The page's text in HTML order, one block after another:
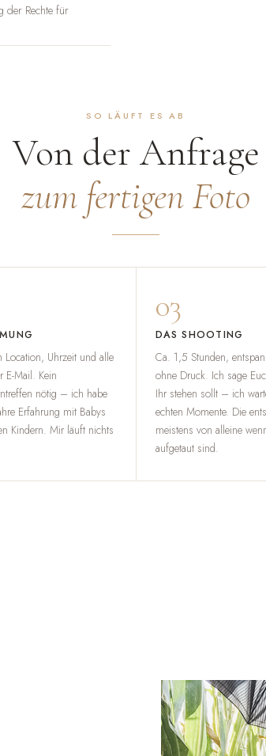
der Rechte für
SO LÄUFT ES AB
Von der Anfrage
zum fertigen Foto
Location, Uhrzeit und alle
E-Mail. Kein
nötig – ich habe
Erfahrung mit Babys
Kindern. Mir läuft nichts
03
DAS SHOOTING
Ca. 1,5 Stunden,
ohne Druck. Ich sage
Ihr stehen sollt – ich
echten Momente. Die
meistens von alleine
aufgetaut sind.